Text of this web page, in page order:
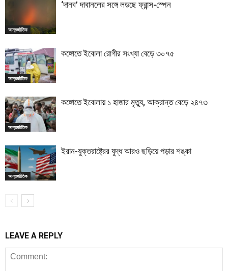
আন্তর্জাতিক
‘দানব’ দাবানলের সঙ্গে লড়ছে ফ্রান্স-স্পেন
আন্তর্জাতিক
কঙ্গোতে ইবোলা রোগীর সংখ্যা বেড়ে ৩০৭৫
আন্তর্জাতিক
কঙ্গোতে ইবোলায় ১ হাজার মৃত্যু, আক্রান্ত বেড়ে ২৪৭৩
আন্তর্জাতিক
ইরান-যুক্তরাষ্ট্রের যুদ্ধ আরও ছড়িয়ে পড়ার শঙ্কা
LEAVE A REPLY